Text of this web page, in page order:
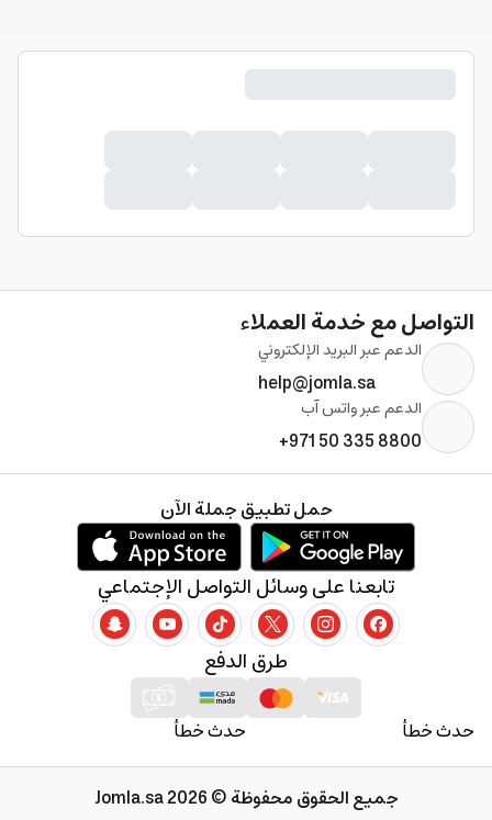
التواصل مع خدمة العملاء
الدعم عبر البريد الإلكتروني
help@jomla.sa
الدعم عبر واتس آب
+971 50 335 8800
حدث خطأ حدث خطأ
طرق الدفع
تابعنا على وسائل التواصل الإجتماعي
حمل تطبيق جملة الآن
جميع الحقوق محفوظة © 2026 Jomla.sa